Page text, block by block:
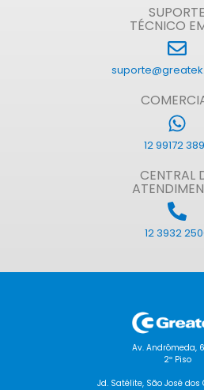
SUPORTE
TÉCNICO
12 99172
CENTRAL
12 3932
Av. Andrômeda,
2º Piso
Jd. Satélite, São José dos